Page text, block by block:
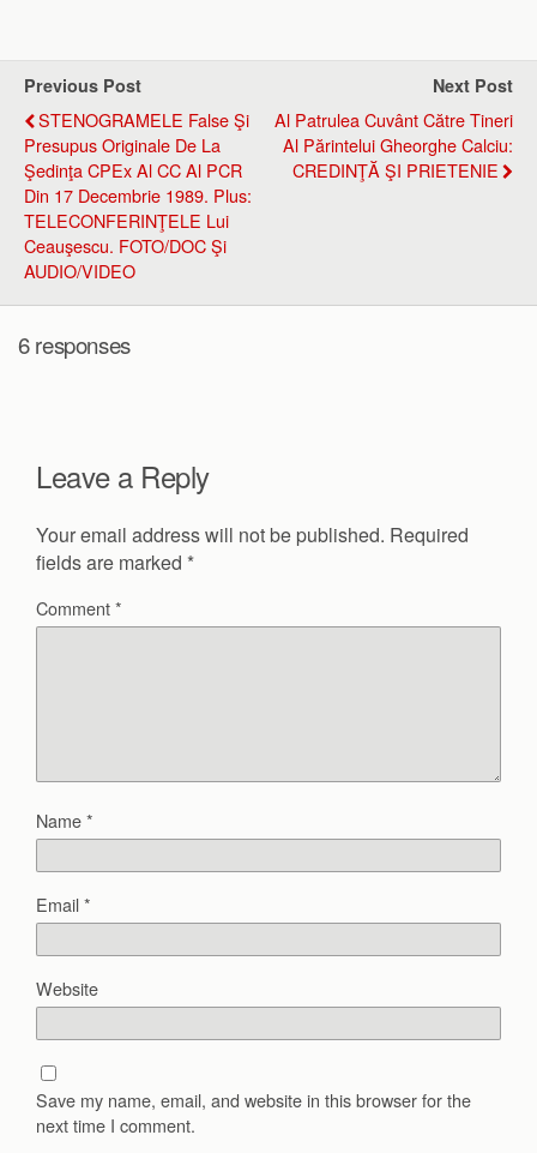
Previous Post
STENOGRAMELE False Şi
Presupus Originale De La
Şedinţa CPEx Al CC Al PCR
Din 17 Decembrie 1989. Plus:
TELECONFERINŢELE Lui
Ceauşescu. FOTO/DOC Şi
AUDIO/VIDEO
Next Post
Al Patrulea Cuvânt Către Tineri
Al Părintelui Gheorghe Calciu:
CREDINŢĂ ŞI PRIETENIE
6 responses
Leave a Reply
Your email address will not be published. Required
fields are marked *
Comment*
Name*
Email*
Website
Save my name, email, and website in this browser for the
next time I comment.